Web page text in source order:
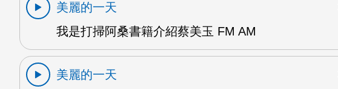
美麗的一天
我是打掃阿桑書籍介紹蔡美玉 FM AM
美麗的一天